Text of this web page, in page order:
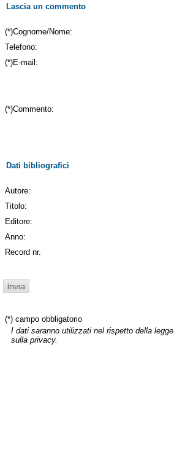
Lascia un commento
(*)Cognome/Nome:
Telefono:
(*)E-mail:
(*)Commento:
Dati bibliografici
Autore:
Titolo:
Editore:
Anno:
Record nr.
(*) campo obbligatorio
I dati saranno utilizzati nel rispetto della legge
sulla privacy.